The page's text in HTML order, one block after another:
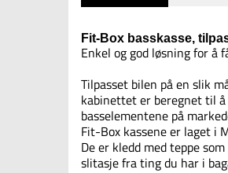
Fit-Box basskasse,
Enkel og god løsning for å
Tilpasset bilen på en slik
kabinettet er beregnet til
basselementene på
Fit-Box kassene er laget i
De er kledd med teppe
slitasje fra ting du har i